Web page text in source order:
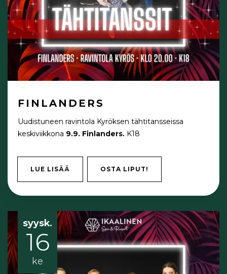
FINLANDERS
Uudistuneen ravintola Kyröksen tähtitansseissa
keskiviikkona 9.9. Finlanders. K18
LUE LISÄÄ OSTA LIPUT!
syysk.
16
ke